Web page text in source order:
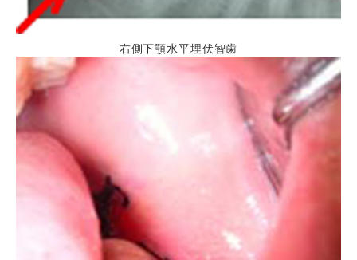
右側下顎水平埋伏智歯